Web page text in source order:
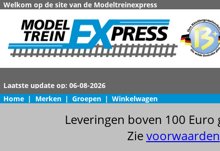
Welkom op de site van de Modeltreinexpress
Home | Merken | Groepen | Winkelwagen
Leveringen boven 100
Zievoorwaarden